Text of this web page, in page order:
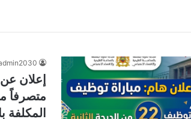
متصرفاً
المكلفة